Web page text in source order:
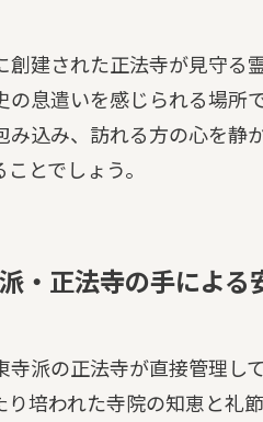
創建された正法寺が見守る
の息遣いを感じられる場所
み込み、訪れる方の心を静
とでしょう。
・正法寺の手による
寺派の正法寺が直接管理し
り培われた寺院の知恵と礼